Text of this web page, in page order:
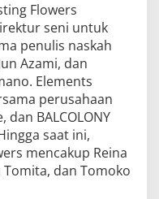
Flowers
seni untuk
penulis naskah
Azami, dan
Elements
perusahaan
BALCOLONY
saat ini,
mencakup Reina
Tomita, dan Tomoko